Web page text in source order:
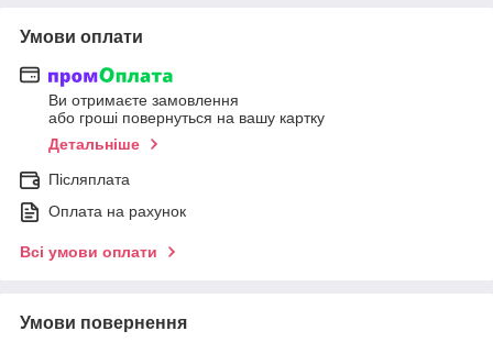
Умови оплати
Ви отримаєте замовлення
або гроші повернуться на вашу картку
Детальніше
Післяплата
Оплата на рахунок
Всі умови оплати
Умови повернення